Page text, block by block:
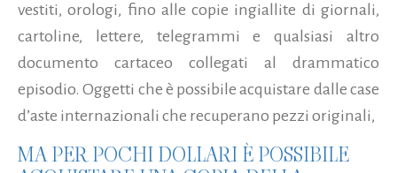
vestiti, orologi, fino alle copie ingiallite di giornali,
cartoline, lettere, telegrammi e qualsiasi altro
documento cartaceo collegati al drammatico
episodio. Oggetti che è possibile acquistare dalle case
d’aste internazionali che recuperano pezzi originali,
MA PER POCHI DOLLARI È POSSIBILE